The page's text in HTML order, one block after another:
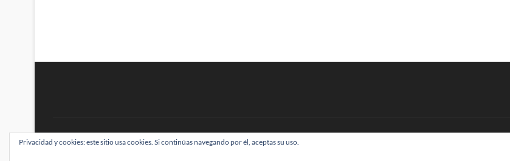
BRAINSTOMPING| Diseñado por:Theme Freesia|WordPress| © Todos los derechos reservados
Privacidad y cookies: este sitio usa cookies. Si continúas navegando por él, aceptas su uso.